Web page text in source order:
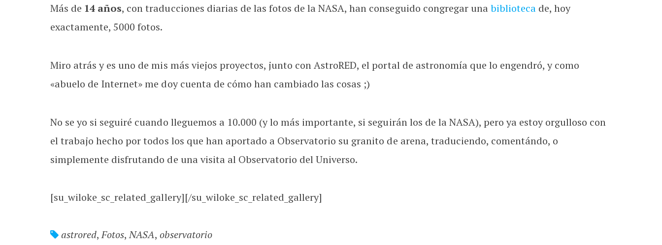
Más de 14 años, con traducciones diarias de las fotos de la NASA, han conseguido congregar una biblioteca de, hoy
exactamente, 5000 fotos.
Miro atrás y es uno de mis más viejos proyectos, junto con AstroRED, el portal de astronomía que lo engendró, y como
«abuelo de Internet» me doy cuenta de cómo han cambiado las cosas ;)
No se yo si seguiré cuando lleguemos a 10.000 (y lo más importante, si seguirán los de la NASA), pero ya estoy orgulloso con
el trabajo hecho por todos los que han aportado a Observatorio su granito de arena, traduciendo, comentándo, o
simplemente disfrutando de una visita al Observatorio del Universo.
[su_wiloke_sc_related_gallery][/su_wiloke_sc_related_gallery]
astrored,Fotos,NASA, observatorio